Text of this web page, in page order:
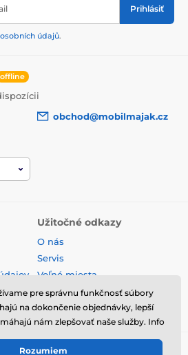
Prihlásiť
údajů.
offline
obchod@mobilmajak.cz
Užitočné odkazy
O nás
Servis
Voľné miesta
Kontakt
⦁ E-shop vytvorila
pre správnu funkčnosť súbory
na dokončenie objednávky, lepší
nám zlepšovať naše služby. Info
Rozumiem